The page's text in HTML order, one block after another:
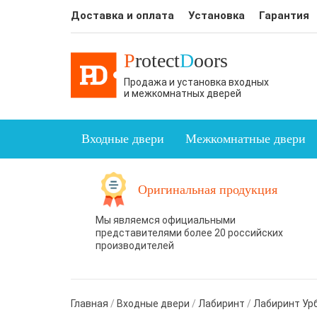
Доставка и оплата Установка Гарантия
ProtectDoors
Продажа и установка входных
и межкомнатных дверей
Входные двери Межкомнатные двери
Оригинальная продукция
Мы являемся официальными
представителями более 20 российских
производителей
Главная / Входные двери / Лабиринт / Лабиринт